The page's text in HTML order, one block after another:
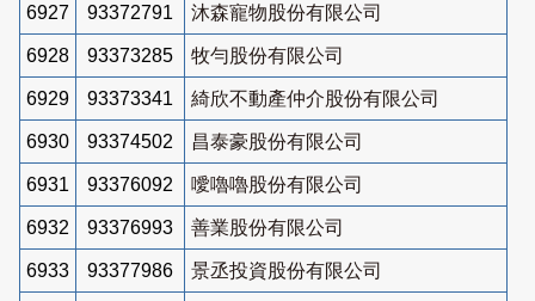
6927 93372791 沐森寵物股份有限公司
6928 93373285 牧勻股份有限公司
6929 93373341 綺欣不動產仲介股份有限公司
6930 93374502 昌泰豪股份有限公司
6931 93376092 噯嚕嚕股份有限公司
6932 93376993 善業股份有限公司
6933 93377986 景丞投資股份有限公司